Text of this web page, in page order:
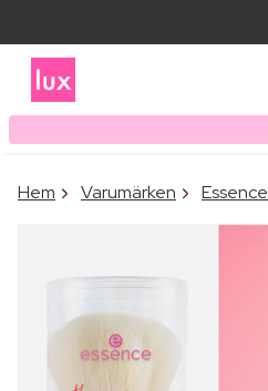
Hem Varumärken Essence